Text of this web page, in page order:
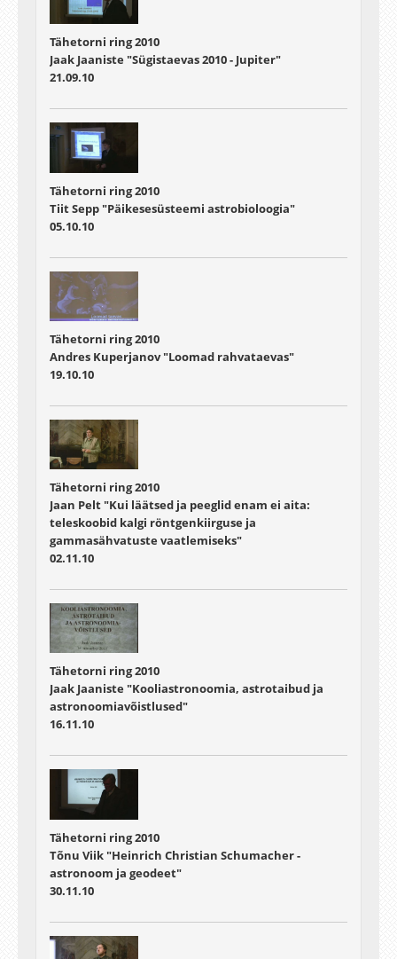
Tähetorni ring 2010
Jaak Jaaniste "Sügistaevas 2010 - Jupiter"
21.09.10
Tähetorni ring 2010
Tiit Sepp "Päikesesüsteemi astrobioloogia"
05.10.10
Tähetorni ring 2010
Andres Kuperjanov "Loomad rahvataevas"
19.10.10
Tähetorni ring 2010
Jaan Pelt "Kui läätsed ja peeglid enam ei aita:
teleskoobid kalgi röntgenkiirguse ja
gammasähvatuste vaatlemiseks"
02.11.10
Tähetorni ring 2010
Jaak Jaaniste "Kooliastronoomia, astrotaibud ja
astronoomiavõistlused"
16.11.10
Tähetorni ring 2010
Tõnu Viik "Heinrich Christian Schumacher -
astronoom ja geodeet"
30.11.10